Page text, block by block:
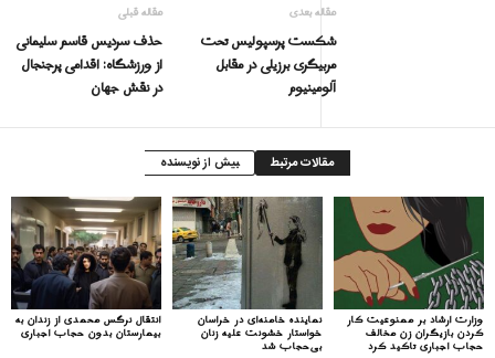
مقاله قبلی
حذف سردیس قاسم سلیمانی
از ورزشگاه: اقدامی پرجنجال
در نقش جهان
مقاله بعدی
شکست پرسپولیس تحت
مربیگری برزیلی در مقابل
آلومینیوم
مقالات مرتبط بیش از نویسنده
انتقال نرگس محمدی از زندان به
بیمارستان بدون حجاب اجباری
نماینده خامنه‌ای در خراسان
خواستار خشونت علیه زنان
بی‌حجاب شد
وزارت ارشاد بر ممنوعیت کار
کردن بازیگران زن مخالف
حجاب اجباری تاکید کرد